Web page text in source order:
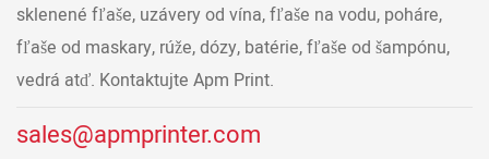
sklenené fľaše, uzávery od vína, fľaše na vodu, poháre,
fľaše od maskary, rúže, dózy, batérie, fľaše od šampónu,
vedrá atď. Kontaktujte Apm Print.
sales@apmprinter.com